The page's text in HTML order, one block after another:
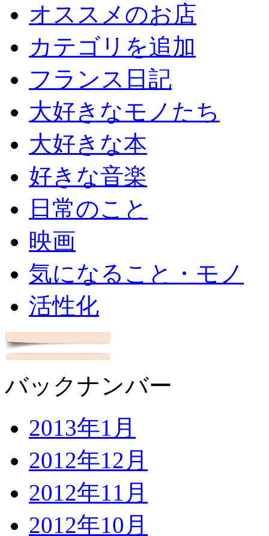
オススメのお店
カテゴリを追加
フランス日記
大好きなモノたち
大好きな本
好きな音楽
日常のこと
映画
気になること・モノ
活性化
バックナンバー
2013年1月
2012年12月
2012年11月
2012年10月